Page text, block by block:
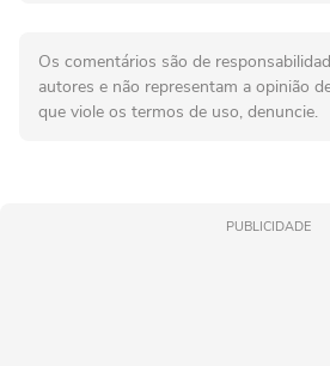
Os comentários são de
autores e não representam a opinião
que viole os termos de uso, denuncie.
PUBLICIDADE